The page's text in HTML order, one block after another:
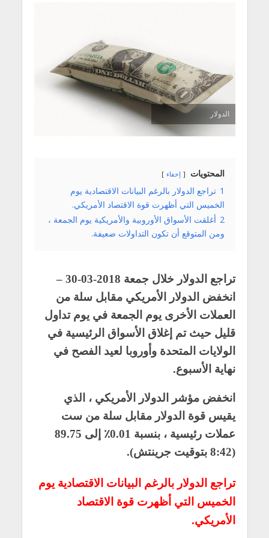
الدولار
المحتويات إخفاء
1 تراجع الدولار بالرغم البيانات الاقتصادية يوم
الخميس التي أظهرت قوة الاقتصاد الأمريكي.
2 أغلقت الأسواق الأوروبية والأمريكية يوم الجمعة ،
ومن المتوقع أن تكون التداولات ضعيفة.
تراجع الدولار خلال جمعة 2018-03-30 –
انخفض الدولار الأمريكي مقابل سلة من
العملات الأخرى يوم الجمعة في يوم تداول
قليل حيث تم إغلاق الأسواق الرئيسية في
الولايات المتحدة وأوروبا لعيد الفصح في
نهاية الأسبوع.
انخفض مؤشر الدولار الأمريكي ، الذي
يقيس قوة الدولار مقابل سلة من ست
(8:42 بتوقيت جرينتش).
تراجع الدولار بالرغم البيانات الاقتصادية يوم
الخميس التي أظهرت قوة الاقتصاد
الأمريكي.